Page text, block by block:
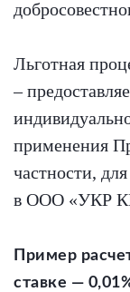
Льготная
–
применения
частности,
в ООО «УКР
Пример
ставке —